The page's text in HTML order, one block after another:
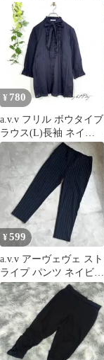
調ボタン
¥ 780
a.v.v フリル ボウタイブ
ラウス(L)長袖 ネイビ
ー シャボ 上品
¥599
a.v.v アーヴェヴェ スト
ライプ パンツ ネイビー
L 紺色 レディース